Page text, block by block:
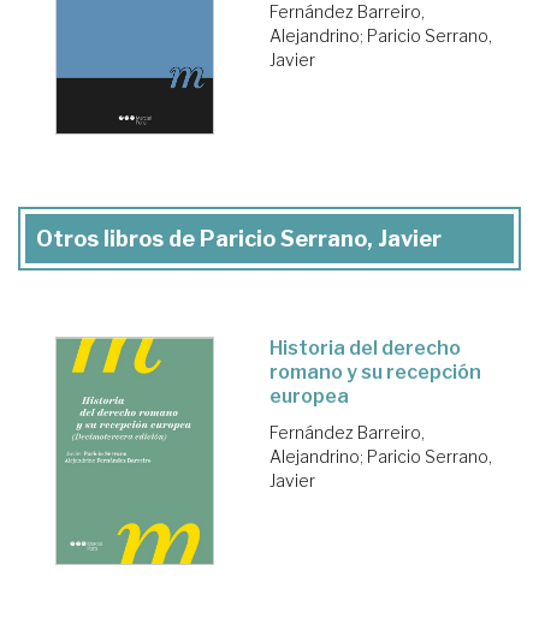
Fernández Barreiro,
Alejandrino; Paricio Serrano,
Javier
Otros libros de Paricio Serrano, Javier
Historia del derecho
romano y su recepción
europea
Fernández Barreiro,
Alejandrino; Paricio Serrano,
Javier